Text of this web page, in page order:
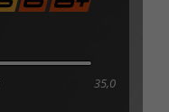
35,0